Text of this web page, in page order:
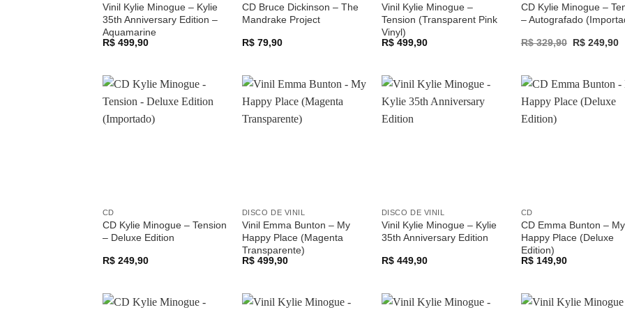
Vinil Kylie Minogue – Kylie
35th Anniversary Edition –
Aquamarine
R$499,90
CD Bruce Dickinson – The
Mandrake Project
R$79,90
Vinil Kylie Minogue –
Tension (Transparent Pink
Vinyl)
R$499,90
CD Kylie Minogue –
– Autografado
R$329,90 Original
R$ 249,90
CD
CD Kylie Minogue – Tension
– Deluxe Edition
R$249,90
DISCO DE VINIL
Vinil Emma Bunton – My
Happy Place (Magenta
Transparente)
R$499,90
DISCO DE VINIL
Vinil Kylie Minogue – Kylie
35th Anniversary Edition
R$449,90
CD
CD Emma Bunton – My
Happy Place (Deluxe
Edition)
R$149,90